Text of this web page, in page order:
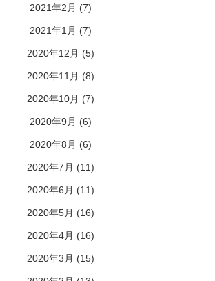
2021年2月 (7)
2021年1月 (7)
2020年12月 (5)
2020年11月 (8)
2020年10月 (7)
2020年9月 (6)
2020年8月 (6)
2020年7月 (11)
2020年6月 (11)
2020年5月 (16)
2020年4月 (16)
2020年3月 (15)